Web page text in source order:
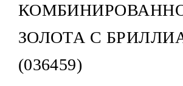
ЗОЛОТА С
(036459)